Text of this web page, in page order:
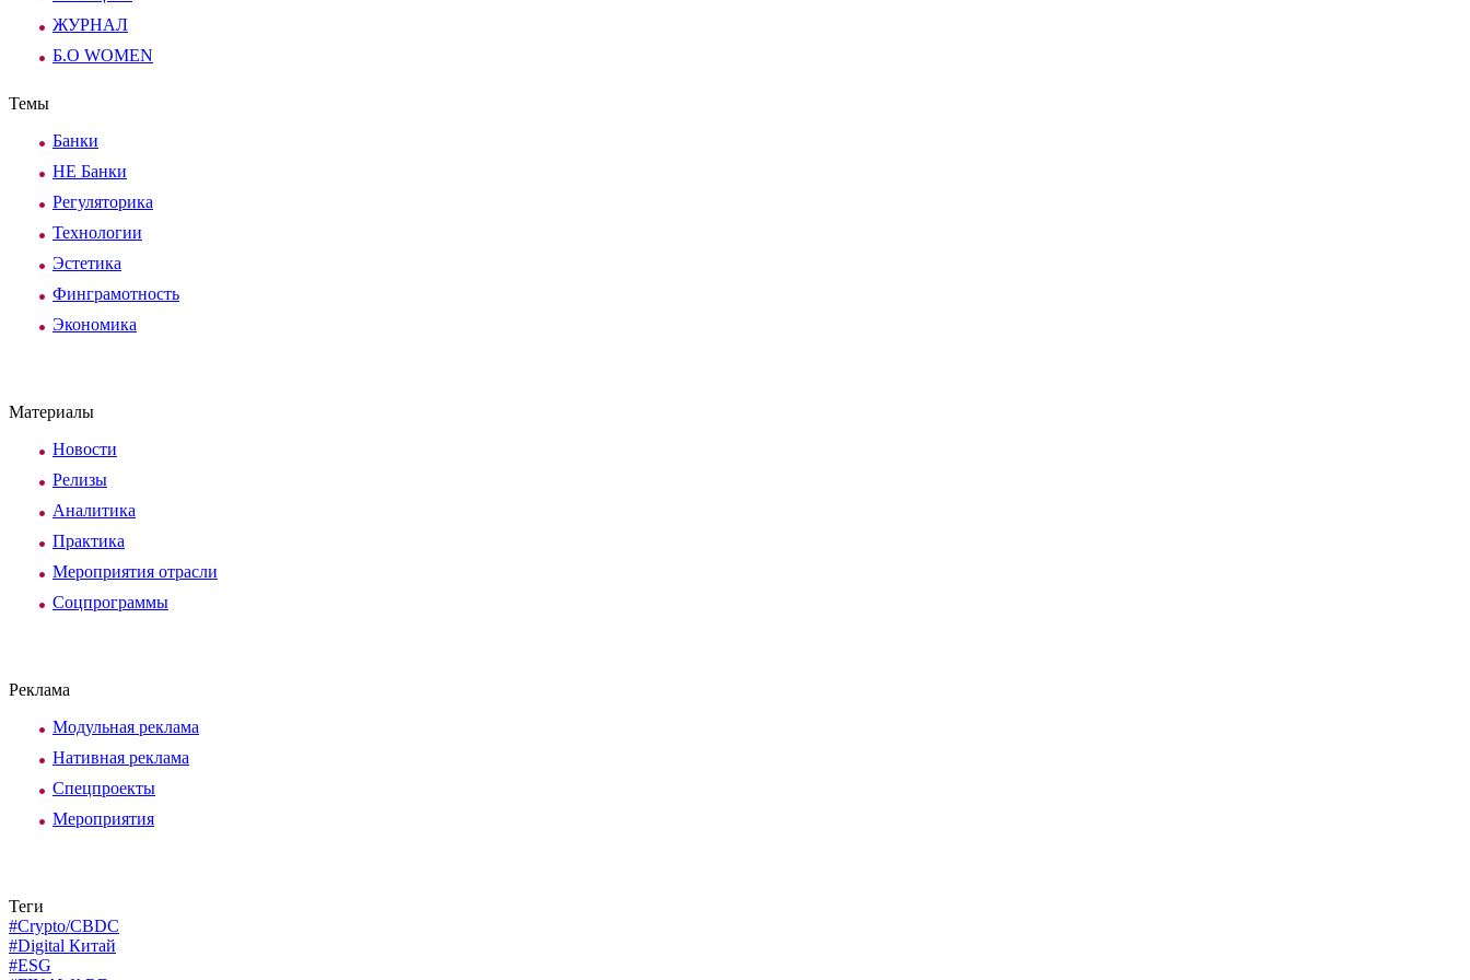
ЖУРНАЛ
Б.О WOMEN
Темы
Банки
НЕ Банки
Регуляторика
Технологии
Эстетика
Финграмотность
Экономика
Материалы
Новости
Релизы
Аналитика
Практика
Мероприятия отрасли
Соцпрограммы
Реклама
Модульная реклама
Нативная реклама
Спецпроекты
Мероприятия
Теги
#Crypto/CBDC
#Digital Китай
#ESG